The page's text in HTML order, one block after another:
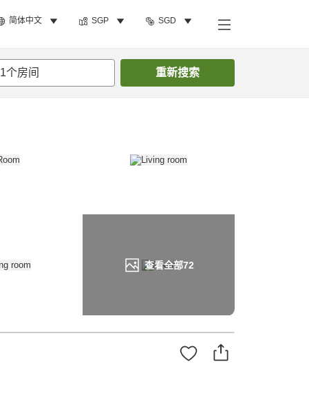
简体中文 SGP SGD
1个房间 重新搜索
查看全部72
搜索客房